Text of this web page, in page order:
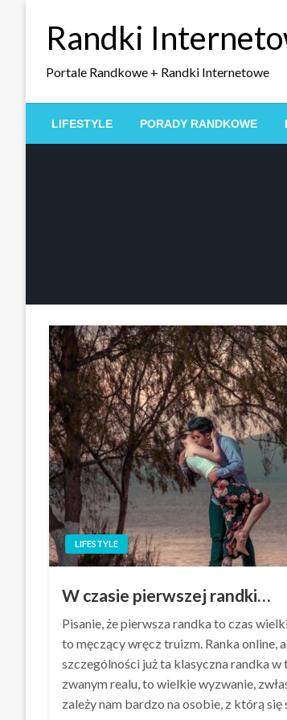
Randki
Portale Randkowe + Randki Internetowe
LIFESTYLE PORADY RANDKOWE
LIFESTYLE
W czasie pierwszej randki…
Pisanie, że pierwsza randka to czas
to męczący wręcz truizm. Ranka online,
szczególności już ta klasyczna randka w
zwanym realu, to wielkie wyzwanie,
zależy nam bardzo na osobie, z którą